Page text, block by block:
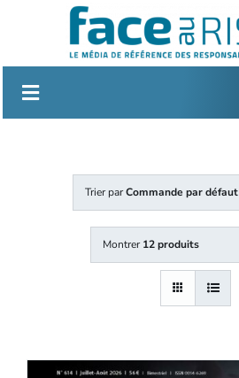
Trier parCommande par défaut
Montrer12 produits